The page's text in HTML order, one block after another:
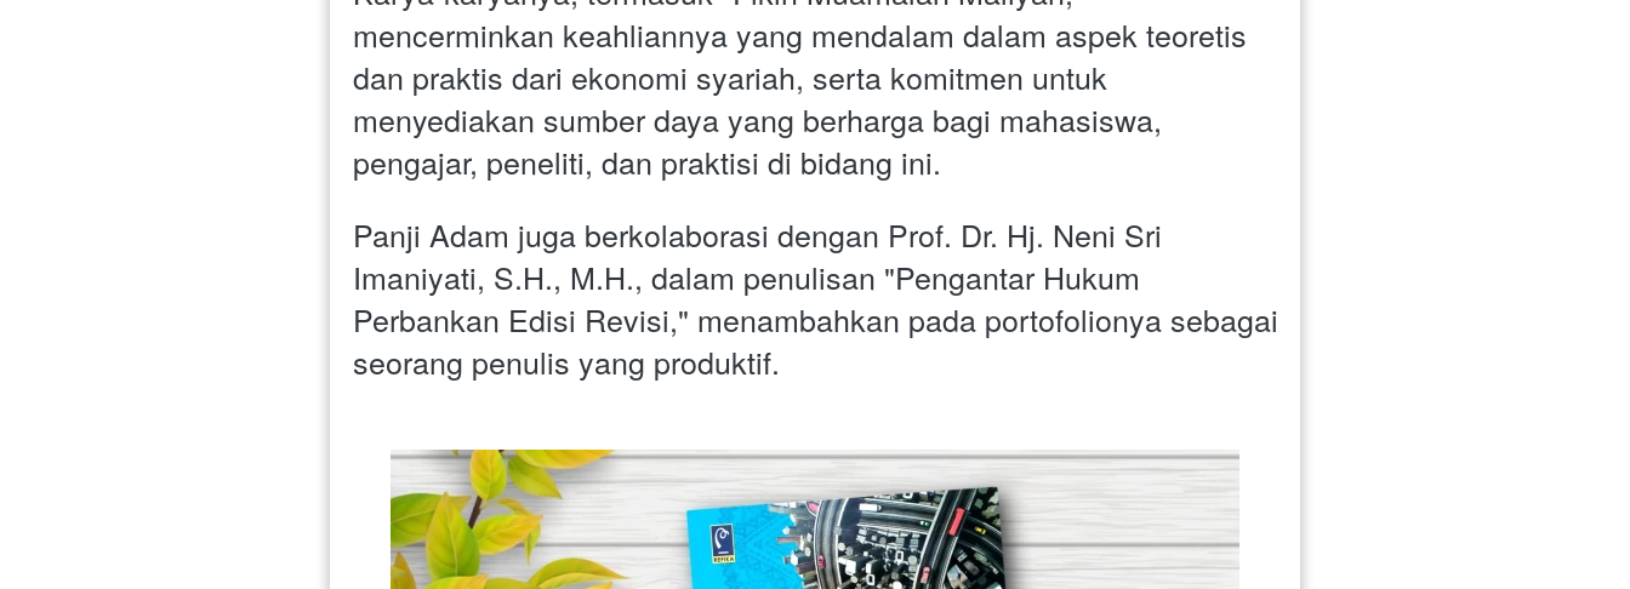
mencerminkan keahliannya yang mendalam dalam aspek teoretis
dan praktis dari ekonomi syariah, serta komitmen untuk
menyediakan sumber daya yang berharga bagi mahasiswa,
pengajar, peneliti, dan praktisi di bidang ini.
Panji Adam juga berkolaborasi dengan Prof. Dr. Hj. Neni Sri
Imaniyati, S.H., M.H., dalam penulisan "Pengantar Hukum
Perbankan Edisi Revisi," menambahkan pada portofolionya sebagai
seorang penulis yang produktif.